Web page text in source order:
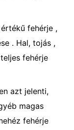
fehérje ,
. Hal, tojás ,
fehérje
azt jelenti,
magas
fehérje